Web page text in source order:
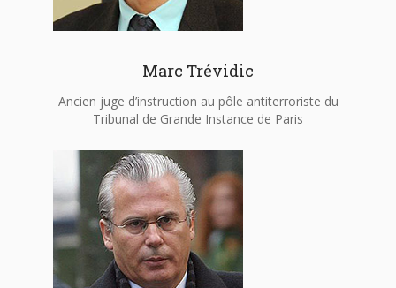
Marc Trévidic
Ancien juge d’instruction au pôle antiterroriste du
Tribunal de Grande Instance de Paris